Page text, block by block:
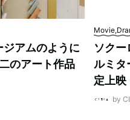
アムのように
のアート作品
ソク
ルミタ
定上映
by